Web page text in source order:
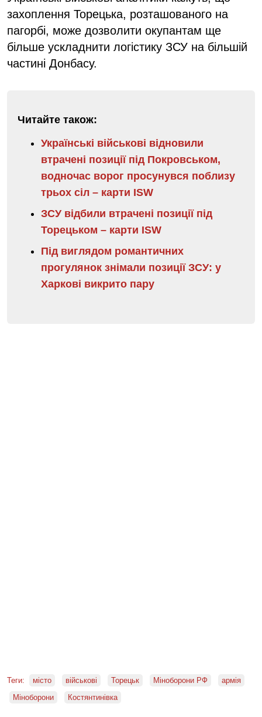
захоплення Торецька, розташованого на
пагорбі, може дозволити окупантам ще
більше ускладнити логістику ЗСУ на більшій
частині Донбасу.
Читайте також:
Українські військові відновили
втрачені позиції під Покровськом,
водночас ворог просунувся поблизу
трьох сіл – карти ISW
ЗСУ відбили втрачені позиції під
Торецьком – карти ISW
Під виглядом романтичних
прогулянок знімали позиції ЗСУ: у
Харкові викрито пару
Теги: місто військові Торецьк Міноборони РФ
армія
Міноборони
Костянтинівка